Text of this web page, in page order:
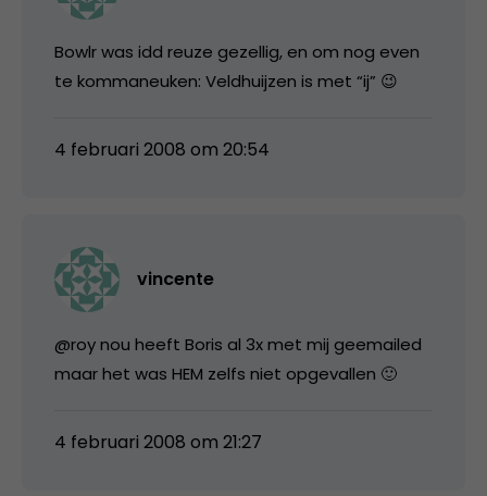
Bowlr was idd reuze gezellig, en om nog even
te kommaneuken: Veldhuijzen is met “ij” 😉
4 februari 2008 om 20:54
vincente
@roy nou heeft Boris al 3x met mij geemailed
maar het was HEM zelfs niet opgevallen 🙂
4 februari 2008 om 21:27